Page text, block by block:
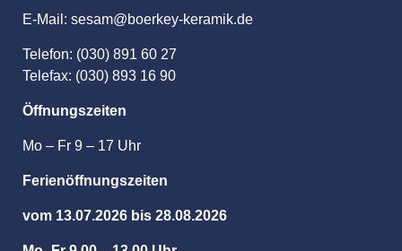
E-Mail: sesam@boerkey-keramik.de
Telefon: (030) 891 60 27
Telefax: (030) 893 16 90
Öffnungszeiten
Mo – Fr 9 – 17 Uhr
Ferienöffnungszeiten
vom 13.07.2026 bis 28.08.2026